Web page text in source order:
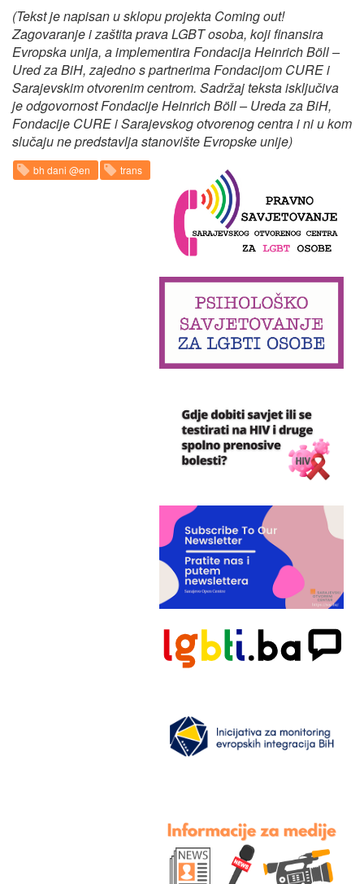
(Tekst je napisan u sklopu projekta Coming out!
Zagovaranje i zaštita prava LGBT osoba, koji finansira
Evropska unija, a implementira Fondacija Heinrich Böll –
Ured za BiH, zajedno s partnerima Fondacijom CURE i
Sarajevskim otvorenim centrom. Sadržaj teksta isključiva
je odgovornost Fondacije Heinrich Böll – Ureda za BiH,
Fondacije CURE i Sarajevskog otvorenog centra i ni u kom
slučaju ne predstavlja stanovište Evropske unije)
bh dani @en trans